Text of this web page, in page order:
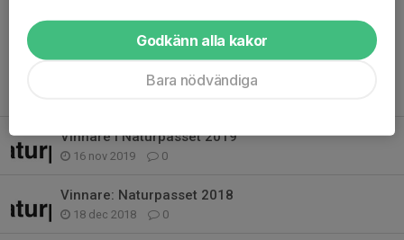
Tidigare nyheter
Vinnare i Naturpasset 2019
16 nov 2019 0
Vinnare: Naturpasset 2018
18 dec 2018 0
Godkänn alla kakor
Bara nödvändiga